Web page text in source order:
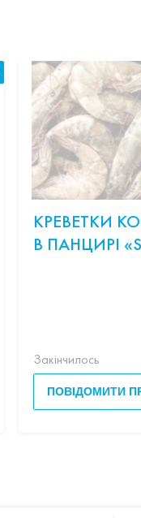
КРЕВЕТКИ
В ПАНЦИРІ
Закінчилось
ПОВІДОМИТИ